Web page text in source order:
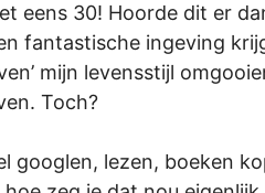
eens 30! Hoorde dit er
fantastische ingeving
mijn levensstijl
Toch?
googlen, lezen, boeken